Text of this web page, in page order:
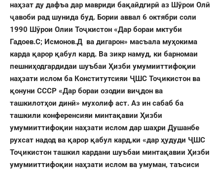
наҳзат ду дафъа дар мавриди бақайдгирӣ аз Шӯрои Олӣ
ҷавоби рад шунида буд. Бории аввал 6 октябри соли
1990 Шӯрои Олии Тоҷкистон «Дар бораи мктуби
Гадоев.С; Исмонов.Д ва дигарон» масъала муҳокима
карда қарор қабул кард. Ва зикр намуд, ки барномаи
пешниҳодгардидаи шуъбаи Ҳизби умумииттифоқии
наҳзати ислом ба Конститутсияи ҶШС Тоҷикистон ва
қонуни СССР «Дар бораи озодии виҷдон ва
ташкилотҳои динӣ» мухолиф аст. Аз ин сабаб ба
ташкили конференсияи минтақавии Ҳизби
умумииттифоқии наҳзати ислом дар шаҳри Душанбе
рухсат надод ва қарор қабул кард,ки «дар ҳудуди ҶШС
Тоҷикистон ташкил кардани шуъбаи минтақавии Ҳизби
умумииттифоқии наҳзати ислом ва умуман, таъсиси